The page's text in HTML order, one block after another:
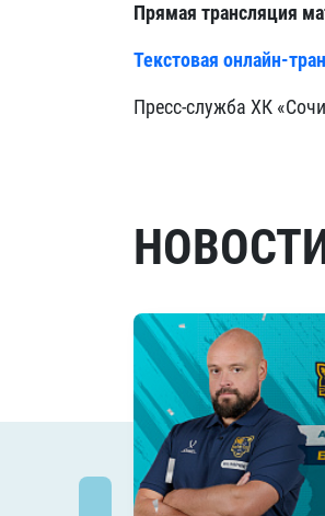
Прямая трансляция
Текстовая онлайн-
Пресс-служба ХК